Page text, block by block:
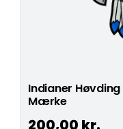
Indianer
Mærke
200,00 kr.